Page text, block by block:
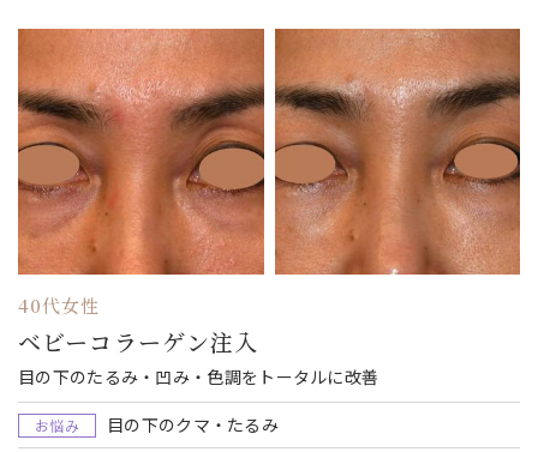
40代女性
ベビーコラーゲン注入
目の下のたるみ・凹み・色調をトータルに改善
お悩み 目の下のクマ・たるみ